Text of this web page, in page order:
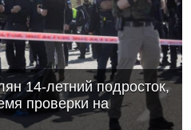
14-летний подросток,
проверки на